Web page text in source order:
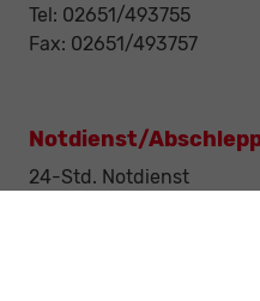
Tel: 02651/493755
Fax: 02651/493757
Notdienst/
24-Std. Notdienst